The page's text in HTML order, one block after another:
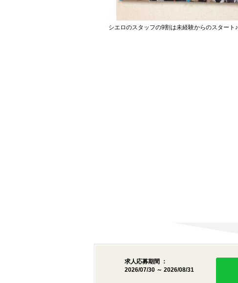
シエロのスタッフの9割は未経験からのスタート♪
求人応募期間 ：
2026/07/30 ～ 2026/08/31